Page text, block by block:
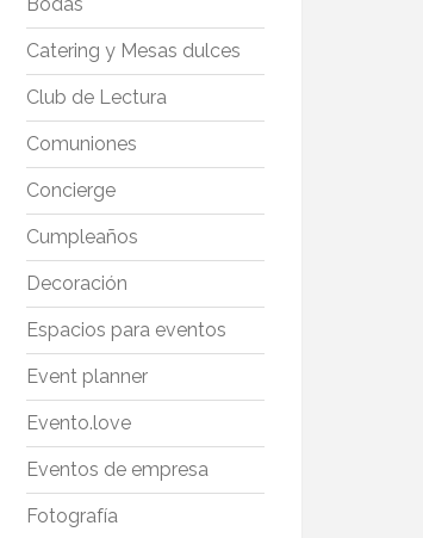
Bodas
Catering y Mesas dulces
Club de Lectura
Comuniones
Concierge
Cumpleaños
Decoración
Espacios para eventos
Event planner
Evento.love
Eventos de empresa
Fotografía